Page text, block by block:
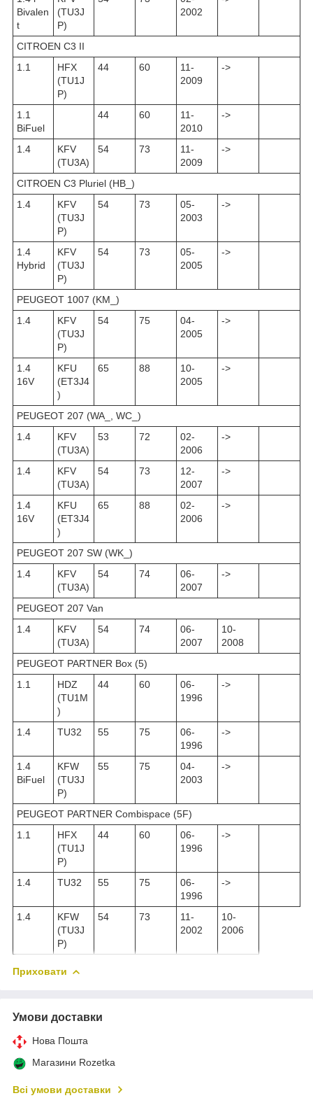
Bivalen
t
(TU3J
P)
2002
CITROEN C3 II
1.1
HFX
(TU1J
P)
44 60
11-
2009
->
1.1
BiFuel
44 60
11-
2010
->
1.4
KFV
(TU3A)
54 73
11-
2009
->
CITROEN C3 Pluriel (HB_)
1.4
KFV
(TU3J
P)
54 73
05-
2003
->
1.4
Hybrid
KFV
(TU3J
P)
54 73
05-
2005
->
PEUGEOT 1007 (KM_)
1.4
KFV
(TU3J
P)
54 75
04-
2005
->
1.4
16V
KFU
(ET3J4
)
65 88
10-
2005
->
PEUGEOT 207 (WA_, WC_)
1.4
KFV
(TU3A)
53 72
02-
2006
->
1.4
KFV
(TU3A)
54 73
12-
2007
->
1.4
16V
KFU
(ET3J4
)
65 88
02-
2006
->
PEUGEOT 207 SW (WK_)
1.4
KFV
(TU3A)
54 74
06-
2007
->
PEUGEOT 207 Van
1.4
KFV
(TU3A)
54 74
06-
2007
10-
2008
PEUGEOT PARTNER Box (5)
1.1
HDZ
(TU1M
)
44 60
06-
1996
->
1.4 TU32 55 75
06-
1996
->
1.4
BiFuel
KFW
(TU3J
P)
55 75
04-
2003
->
PEUGEOT PARTNER Combispace (5F)
1.1
HFX
(TU1J
P)
44 60
06-
1996
->
1.4 TU32 55 75
06-
1996
->
1.4
KFW
(TU3J
P)
54 73
11-
2002
10-
2006
Приховати
Умови доставки
Нова Пошта
Магазини Rozetka
Всі умови доставки